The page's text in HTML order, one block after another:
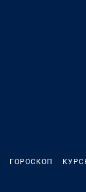
ГОРОСКОП